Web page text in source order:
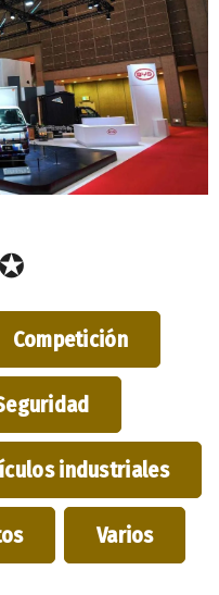
Competición
industriales
Varios